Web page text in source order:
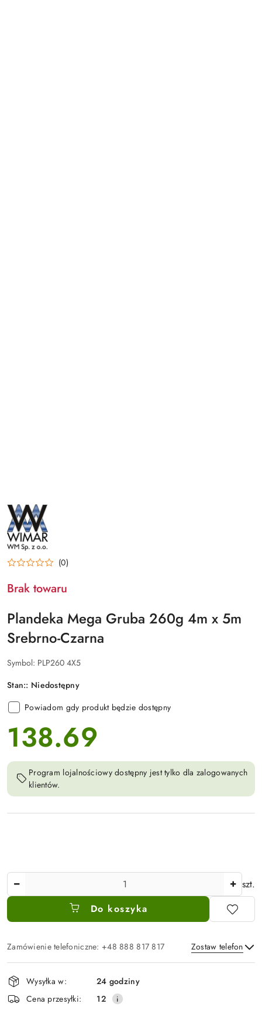
NAZWA
PRODUCENTA:
WIMAR
(0)
Brak towaru
Plandeka Mega Gruba 260g 4m x 5m
Srebrno-Czarna
Symbol: PLP260 4X5
Stan:: Niedostępny
Powiadom gdy produkt będzie dostępny
cena:
138.69
Program lojalnościowy dostępny jest tylko dla zalogowanych
klientów.
szt.
Do koszyka
Zamówienie telefoniczne: +48 888 817 817 Zostaw telefon
Wyślij
Dostępność
i
dostawa
Wysyłka w:
24 godziny
Cena przesyłki:
12